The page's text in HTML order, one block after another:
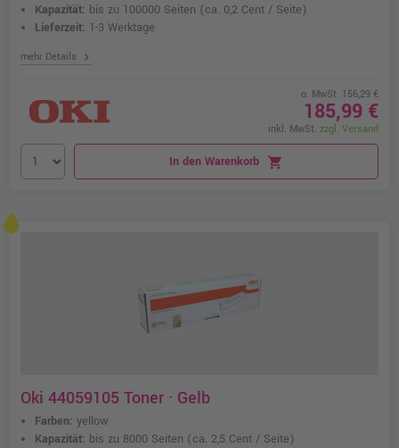
Kapazität: bis zu 100000 Seiten (ca. 0,2 Cent / Seite)
Lieferzeit: 1-3 Werktage
mehr Details chevron_right
o. MwSt. 156,29 €
185,99 €
inkl. MwSt. zzgl. Versand
In den Warenkorb shopping_cart
Oki 44059105 Toner · Gelb
Farben: yellow
Kapazität: bis zu 8000 Seiten (ca. 2,5 Cent / Seite)